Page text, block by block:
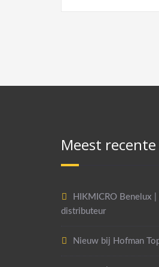
Meest
HIKMICRO Benelux
distributeur
Nieuw bij Hofman